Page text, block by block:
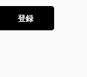
登録